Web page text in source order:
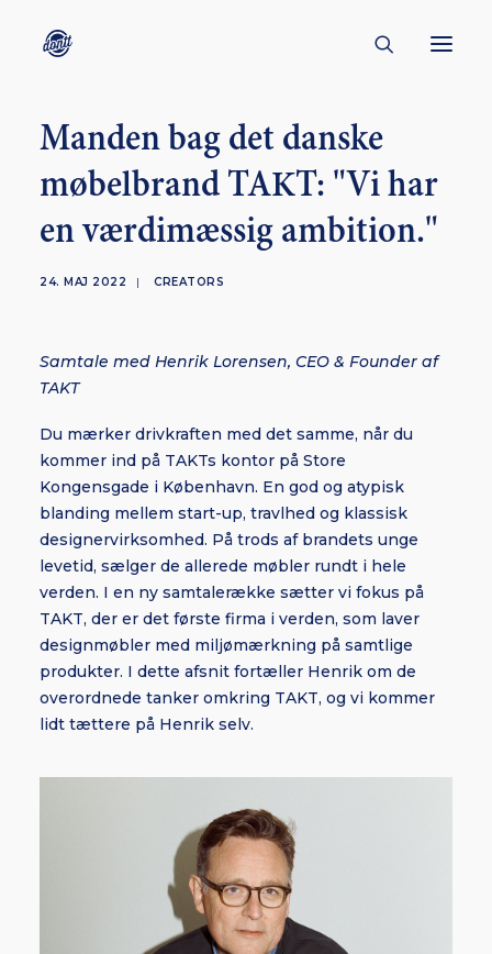
CONTACT
ABOUT
ENGLISH
BORNHOLM
SUBSCRIBE
Manden bag det danske
møbelbrand TAKT: "Vi har
en værdimæssig ambition."
24. MAJ 2022 | CREATORS
Samtale med Henrik Lorensen, CEO & Founder af
TAKT
Du mærker drivkraften med det samme, når du
kommer ind på TAKTs kontor på Store
Kongensgade i København. En god og atypisk
blanding mellem start-up, travlhed og klassisk
designervirksomhed. På trods af brandets unge
levetid, sælger de allerede møbler rundt i hele
verden. I en ny samtalerække sætter vi fokus på
TAKT, der er det første firma i verden, som laver
designmøbler med miljømærkning på samtlige
produkter. I dette afsnit fortæller Henrik om de
overordnede tanker omkring TAKT, og vi kommer
lidt tættere på Henrik selv.